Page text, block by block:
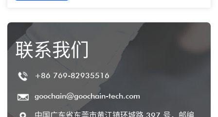
联系我们
+86 769-82935516
goochain@goochain-tech.com